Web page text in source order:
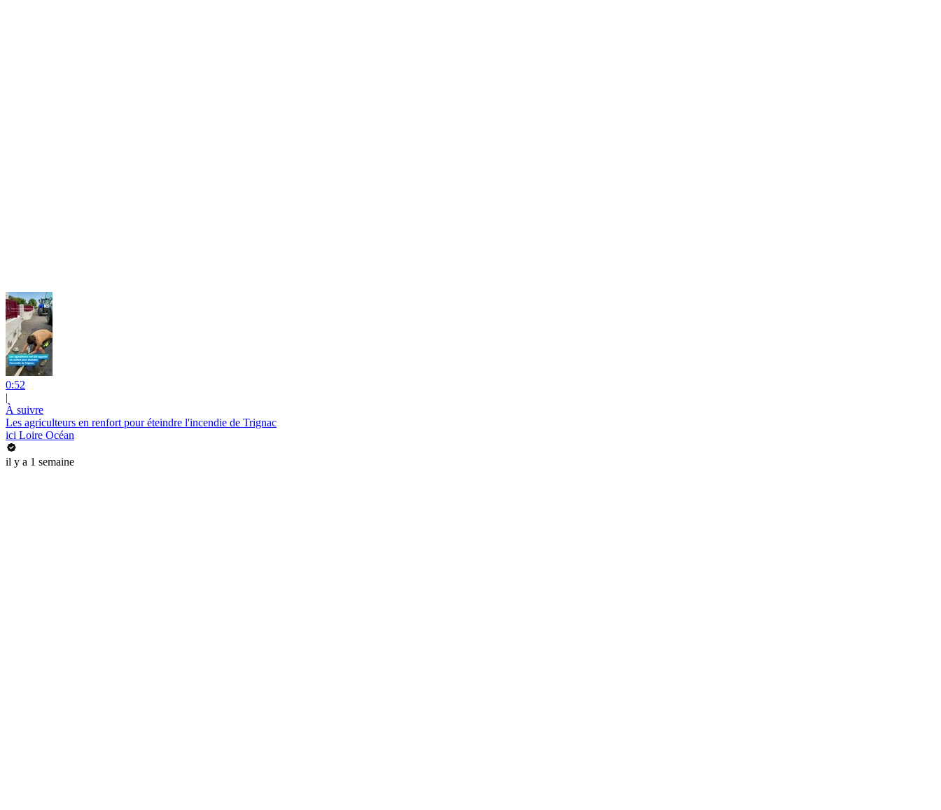
0:52
|
À suivre
Les agriculteurs en renfort pour éteindre l'incendie de Trignac
ici Loire Océan
il y a 1 semaine